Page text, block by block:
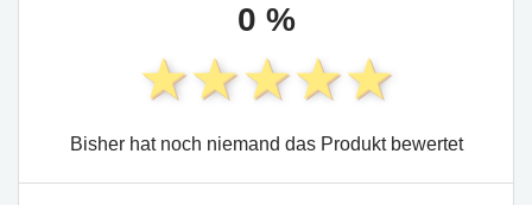
0 %
Bisher hat noch niemand das Produkt bewertet